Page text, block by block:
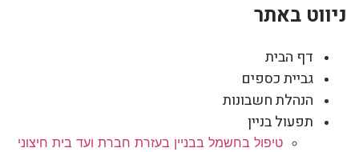
ניווט באתר
דף הבית
גביית כספים
הנהלת חשבונות
תפעול בניין
טיפול בחשמל בבניין בעזרת חברת ועד בית חיצוני